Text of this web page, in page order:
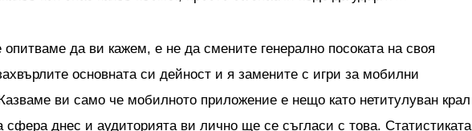
опитваме да ви кажем, е не да смените генерално посоката на своя
основната си дейност и я замените с игри за мобилни
ви само че мобилното приложение е нещо като нетитулуван крал
сфера днес и аудиторията ви лично ще се съгласи с това. Статистиката